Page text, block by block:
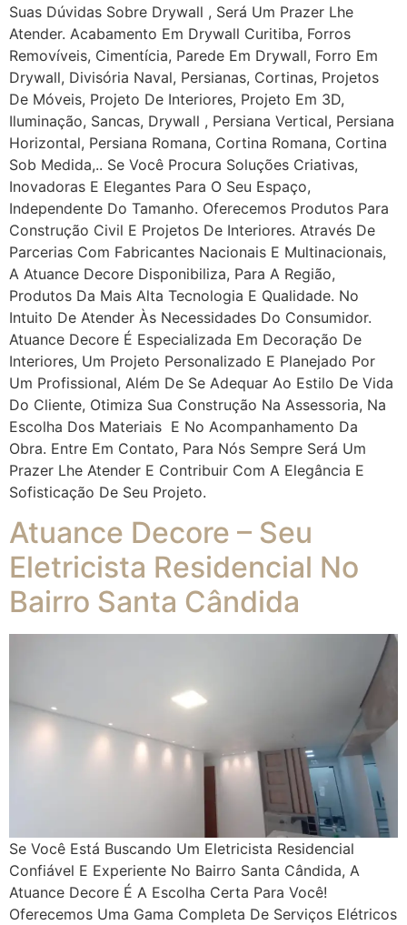
Suas Dúvidas Sobre Drywall ‎, Será Um Prazer Lhe
Atender. Acabamento Em Drywall Curitiba, Forros
Removíveis, Cimentícia, Parede Em Drywall, Forro Em
Drywall, Divisória Naval, Persianas, Cortinas, Projetos
De Móveis, Projeto De Interiores, Projeto Em 3D,
Iluminação, Sancas, Drywall , Persiana Vertical, Persiana
Horizontal, Persiana Romana, Cortina Romana, Cortina
Sob Medida,.. Se Você Procura Soluções Criativas,
Inovadoras E Elegantes Para O Seu Espaço,
Independente Do Tamanho. Oferecemos Produtos Para
Construção Civil E Projetos De Interiores. Através De
Parcerias Com Fabricantes Nacionais E Multinacionais,
A Atuance Decore Disponibiliza, Para A Região,
Produtos Da Mais Alta Tecnologia E Qualidade. No
Intuito De Atender Às Necessidades Do Consumidor.
Atuance Decore É Especializada Em Decoração De
Interiores, Um Projeto Personalizado E Planejado Por
Um Profissional, Além De Se Adequar Ao Estilo De Vida
Do Cliente, Otimiza Sua Construção Na Assessoria, Na
Escolha Dos Materiais E No Acompanhamento Da
Obra. Entre Em Contato, Para Nós Sempre Será Um
Prazer Lhe Atender E Contribuir Com A Elegância E
Sofisticação De Seu Projeto.
Atuance Decore – Seu
Eletricista Residencial No
Bairro Santa Cândida
Se Você Está Buscando Um Eletricista Residencial
Confiável E Experiente No Bairro Santa Cândida, A
Atuance Decore É A Escolha Certa Para Você!
Oferecemos Uma Gama Completa De Serviços Elétricos